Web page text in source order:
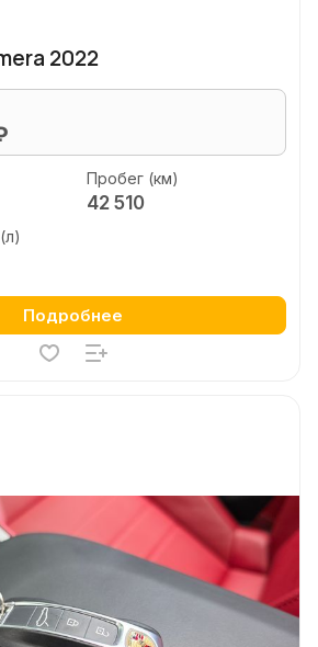
2022
Пробег (км)
42 510
Подробнее